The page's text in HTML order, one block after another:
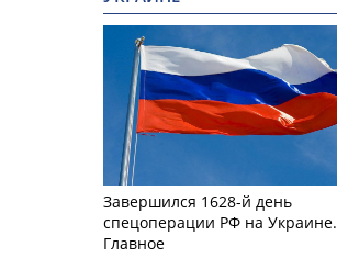
Завершился 1628-й день
спецоперации РФ на Украине.
Главное